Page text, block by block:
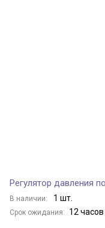
Регулятор давления
В наличии: 1 шт.
Срок ожидания: 12 часов